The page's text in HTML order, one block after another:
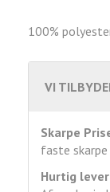
100%
VI
Skarpe
faste skarpe
Hurtig